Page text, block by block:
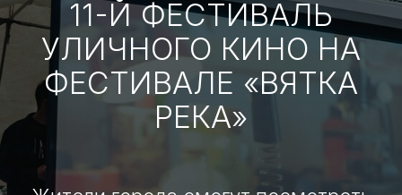
11-Й ФЕСТИВАЛЬ
УЛИЧНОГО КИНО НА
ФЕСТИВАЛЕ «ВЯТКА
РЕКА»